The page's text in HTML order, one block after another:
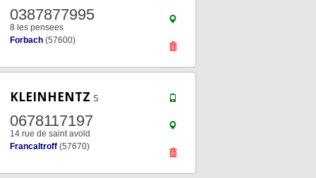
0387877995
8 les pensees
Forbach (57600)
KLEINHENTZ s
0678117197
14 rue de saint avold
Francaltroff (57670)